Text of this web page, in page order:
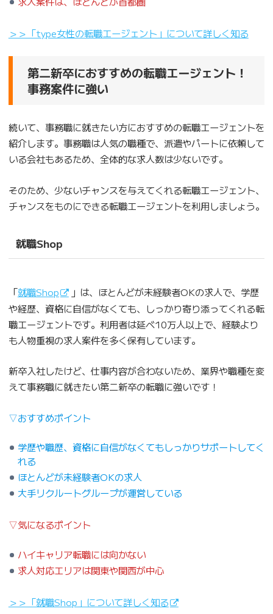
＞＞「type女性の転職エージェント」について詳しく知る
第二新卒におすすめの転職エージェント！
事務案件に強い
続いて、事務職に就きたい方におすすめの転職エージェントを
紹介します。事務職は人気の職種で、派遣やパートに依頼して
いる会社もあるため、全体的な求人数は少ないです。
そのため、少ないチャンスを与えてくれる転職エージェント、
チャンスをものにできる転職エージェントを利用しましょう。
就職Shop
「就職Shop
」は、ほとんどが未経験者OKの求人で、学歴
や経歴、資格に自信がなくても、しっかり寄り添ってくれる転
職エージェントです。利用者は延べ10万人以上で、経験より
も人物重視の求人案件を多く保有しています。
新卒入社したけど、仕事内容が合わないため、業界や職種を変
えて事務職に就きたい第二新卒の転職に強いです！
▽おすすめポイント
学歴や職歴、資格に自信がなくてもしっかりサポートしてく
れる
ほとんどが未経験者OKの求人
大手リクルートグループが運営している
▽気になるポイント
ハイキャリア転職には向かない
求人対応エリアは関東や関西が中心
＞＞「就職Shop」について詳しく知る